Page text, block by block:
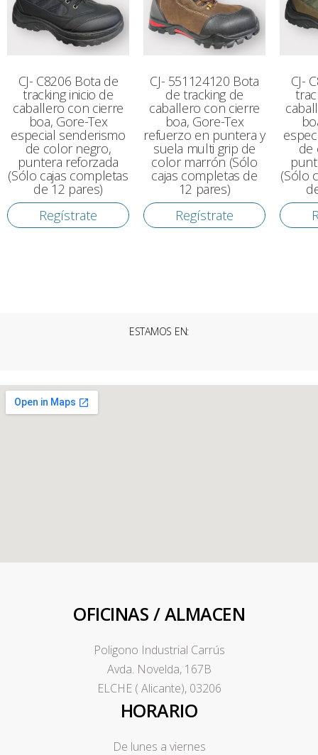
CJ- C8206 Bota de
tracking inicio de
caballero con cierre
boa, Gore-Tex
especial senderismo
de color negro,
puntera reforzada
(Sólo cajas completas
de 12 pares)
Regístrate
CJ- 551124120 Bota
de tracking de
caballero con cierre
boa, Gore-Tex
refuerzo en puntera y
suela multi grip de
color marrón (Sólo
cajas completas de
12 pares)
Regístrate
CJ-
de
(Sólo
ESTAMOS EN:
OFICINAS / ALMACEN
Poligono Industrial Carrús
Avda. Novelda, 167B
ELCHE ( Alicante), 03206
HORARIO
De lunes a viernes